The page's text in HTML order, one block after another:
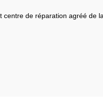
centre de réparation agréé de